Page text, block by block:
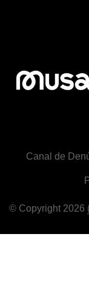
© Copyright 2026
Canal de